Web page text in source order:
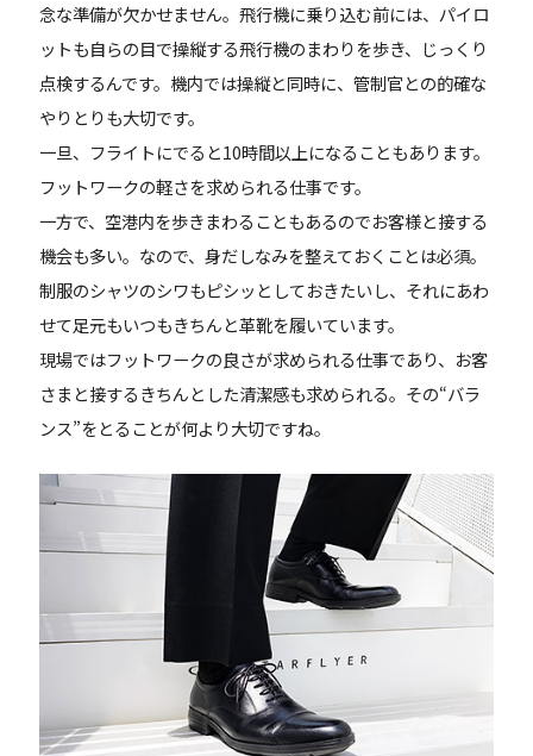
念な準備が欠かせません。飛行機に乗り込む前には、パイロ
ットも自らの目で操縦する飛行機のまわりを歩き、じっくり
点検するんです。機内では操縦と同時に、管制官との的確な
やりとりも大切です。
一旦、フライトにでると10時間以上になることもあります。
フットワークの軽さを求められる仕事です。
一方で、空港内を歩きまわることもあるのでお客様と接する
機会も多い。なので、身だしなみを整えておくことは必須。
制服のシャツのシワもピシッとしておきたいし、それにあわ
せて足元もいつもきちんと革靴を履いています。
現場ではフットワークの良さが求められる仕事であり、お客
さまと接するきちんとした清潔感も求められる。その“バラ
ンス”をとることが何より大切ですね。